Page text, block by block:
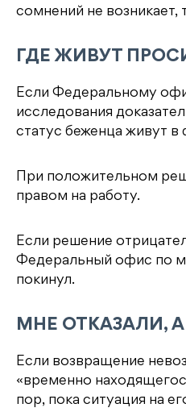
сомнений не
ГДЕ ЖИВУТ
Если Федеральному
исследования
статус беженца живут
При положительном
правом на работу.
Если решение
Федеральный офис по
покинул.
МНЕ ОТКАЗАЛИ,
Если возвращение
«временно
пор, пока ситуация на